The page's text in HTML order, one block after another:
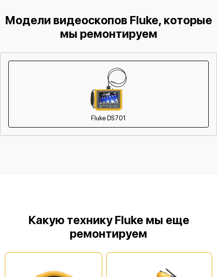
Модели видеоскопов Fluke, которые
мы ремонтируем
Fluke DS701
Какую технику Fluke мы еще
ремонтируем